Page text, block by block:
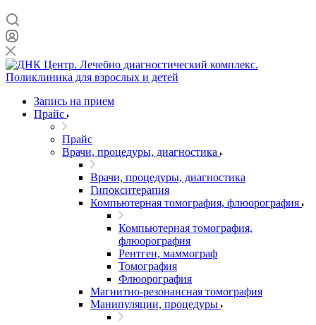
Запись на прием
Прайс
Прайс
Врачи, процедуры, диагностика
Врачи, процедуры, диагностика
Гипокситерапия
Компьютерная томография, флюорография
Компьютерная томография,
флюорография
Рентген, маммограф
Томография
Флюорография
Магнитно-резонансная томография
Манипуляции, процедуры